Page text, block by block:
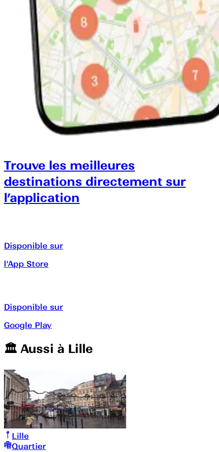
Trouve les meilleures
destinations directement sur
l’application
Disponible sur
l'App Store
Disponible sur
Google Play
🏛️️ Aussi à Lille
Lille
Quartier